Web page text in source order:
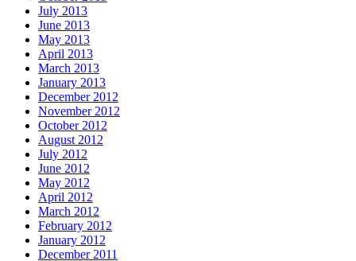
July 2013
June 2013
May 2013
April 2013
March 2013
January 2013
December 2012
November 2012
October 2012
August 2012
July 2012
June 2012
May 2012
April 2012
March 2012
February 2012
January 2012
December 2011